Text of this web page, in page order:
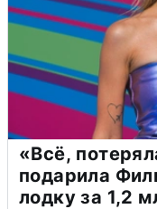
«Всё,
подарила
лодку за 1,2